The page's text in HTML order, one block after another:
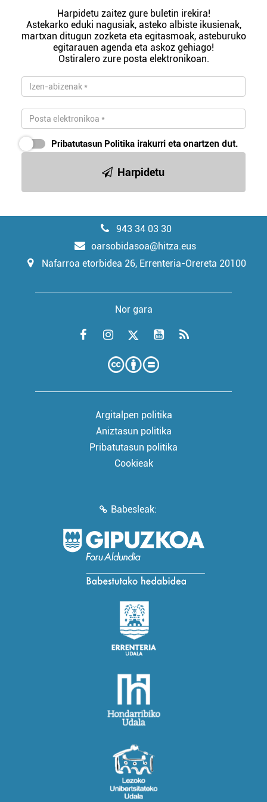
Harpidetu zaitez gure buletin irekira!
Astekarko eduki nagusiak, asteko albiste ikusienak,
martxan ditugun zozketa eta egitasmoak, asteburuko
egitarauen agenda eta askoz gehiago!
Ostiralero zure posta elektronikoan.
Pribatutasun Politika irakurri eta onartzen dut.
Harpidetu
943 34 03 30
oarsobidasoa@hitza.eus
Nafarroa etorbidea 26, Errenteria-Orereta 20100
Nor gara
Argitalpen politika
Aniztasun politika
Pribatutasun politika
Cookieak
Babesleak: